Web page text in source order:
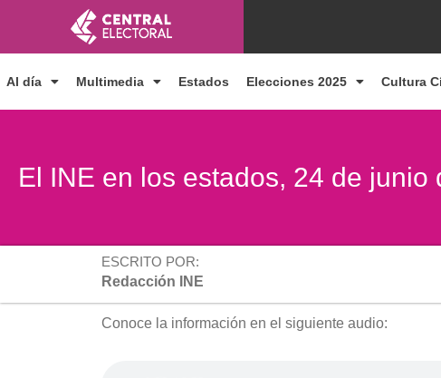
contenido
Al día Multimedia Estados Elecciones 2025 Cultura
El INE en los estados, 24 de junio
ESCRITO POR:
Redacción INE
Conoce la información en el siguiente audio: